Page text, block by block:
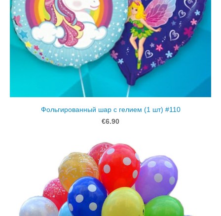
Фольгированный шар с гелием (1 шт) #110
€6.90